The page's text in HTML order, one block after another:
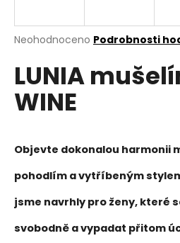
Průměrné
produktu
je
0,0
z
Neohodnoceno Podrobnosti
LUNIA
WINE
Objevte dokonalou harmonii
pohodlím a vytříbeným
jsme navrhly pro ženy, které
svobodně a vypadat přitom
j
t
?
D